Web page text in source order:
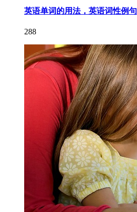
英语单词的用法，英语词性例句
288